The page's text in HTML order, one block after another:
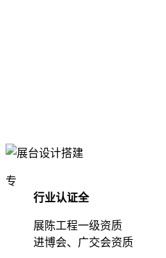
专
行业认证全
展陈工程一级资质
进博会、广交会资质